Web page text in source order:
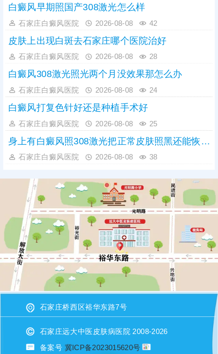
白癜风早期照国产308激光怎么样
石家庄白癜风医院 2026-08-08 42
皮肤上出现白斑去石家庄哪个医院治好
石家庄白癜风医院 2026-08-08 28
白癜风308激光照光两个月没效果那怎么办
石家庄白癜风医院 2026-08-08 24
白癜风打复色针好还是种植手术好
石家庄白癜风医院 2026-08-08 25
身上有白癜风照308激光把正常皮肤照黑还能恢复吗
石家庄白癜风医院 2026-08-08 38
石家庄桥西区裕华东路7号
石家庄远大中医皮肤病医院 2008-2026
备案号 冀ICP备2023015620号
如果打字不方便可以留下您的电话或者微信，给您回电